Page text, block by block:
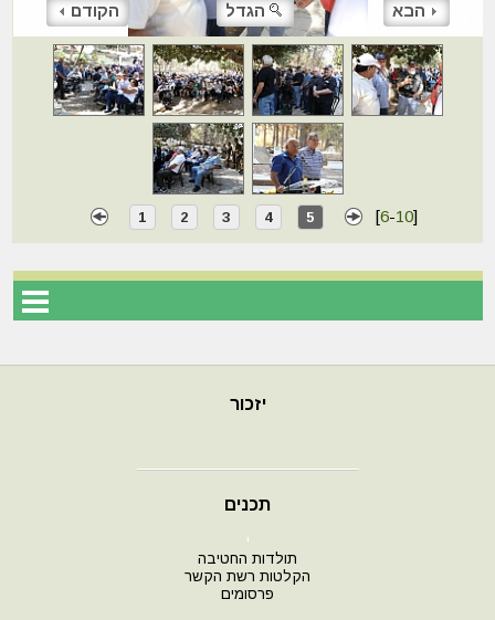
הקודם הגדל הבא
1 2 3 4 5 [6-10]
יזכור
תכנים
י
תולדות החטיבה
הקלטות רשת הקשר
פרסומים